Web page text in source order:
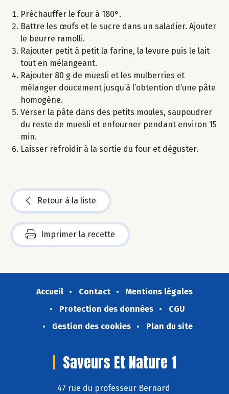
Préchauffer le four à 180°.
Battre les œufs et le sucre dans un saladier. Ajouter
le beurre ramolli.
Rajouter petit à petit la farine, la levure puis le lait
tout en mélangeant.
Rajouter 80 g de muesli et les mulberries et
mélanger doucement jusqu’à l’obtention d’une pâte
homogène.
Verser la pâte dans des petits moules, saupoudrer
du reste de muesli et enfourner pendant environ 15
min.
Laisser refroidir à la sortie du four et déguster.
Retour à la liste
Imprimer la recette
Accueil Contact
Mentions légales
Protection des données
CGU
Gestion des cookies
Plan du site
Saveurs Et Nature 1
47 rue du professeur Bernard